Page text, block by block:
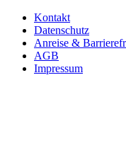
Kontakt
Datenschutz
Anreise &
AGB
Impressum